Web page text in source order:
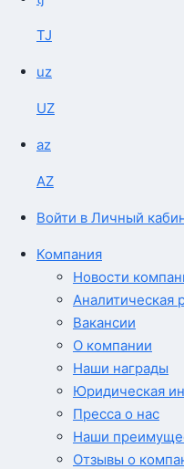
TJ
uz
UZ
az
AZ
Войти в Личный
Компания
Новости
Аналитическая
Вакансии
О компании
Наши награды
Юридическая
Пресса о нас
Наши
Отзывы о